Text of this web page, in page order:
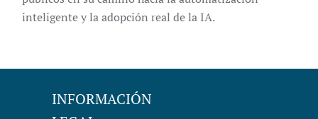
inteligente y la adopción real de la IA.
INFORMACIÓN